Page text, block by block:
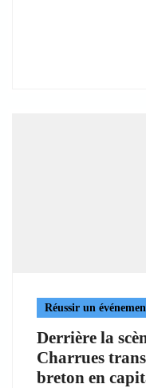
Réussir un
Derrière la
Charrues
breton en